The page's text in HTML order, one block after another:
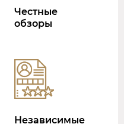
Честные
обзоры
Независимые